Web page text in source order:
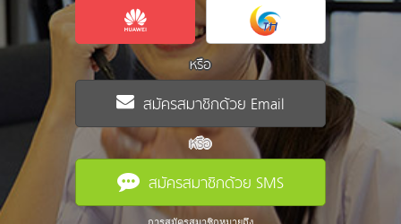
หรือ
สมัครสมาชิกด้วย Email
หรือ
สมัครสมาชิกด้วย SMS